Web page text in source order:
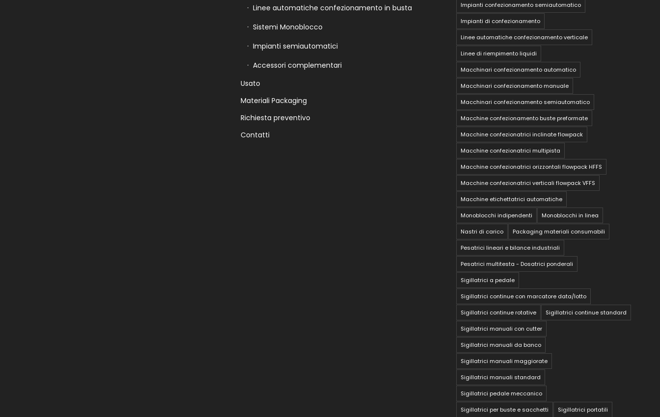
Linee automatiche confezionamento in busta
Sistemi Monoblocco
Impianti semiautomatici
Accessori complementari
Usato
Materiali Packaging
Richiesta preventivo
Contatti
Impianti confezionamento semiautomatico
Impianti di confezionamento
Linee automatiche confezionamento verticale
Linee di riempimento liquidi
Macchinari confezionamento automatico
Macchinari confezionamento manuale
Macchinari confezionamento semiautomatico
Macchine confezionamento buste preformate
Macchine confezionatrici inclinate flowpack
Macchine confezionatrici multipista
Macchine confezionatrici orizzontali flowpack HFFS
Macchine confezionatrici verticali flowpack VFFS
Macchine etichettatrici automatiche
Monoblocchi indipendenti Monoblocchi in linea
Nastri di carico Packaging materiali consumabili
Pesatrici lineari e bilance industriali
Pesatrici multitesta - Dosatrici ponderali
Sigillatrici a pedale
Sigillatrici continue con marcatore data/lotto
Sigillatrici continue rotative Sigillatrici continue standard
Sigillatrici manuali con cutter
Sigillatrici manuali da banco
Sigillatrici manuali maggiorate
Sigillatrici manuali standard
Sigillatrici pedale meccanico
Sigillatrici per buste e sacchetti Sigillatrici portatili